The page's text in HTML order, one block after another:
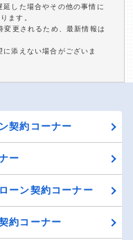
した場合やその他の事情に
ます。
変更されるため、最新情報は
添えない場合がございま
契約コーナー
ー
ーン契約コーナー
約コーナー